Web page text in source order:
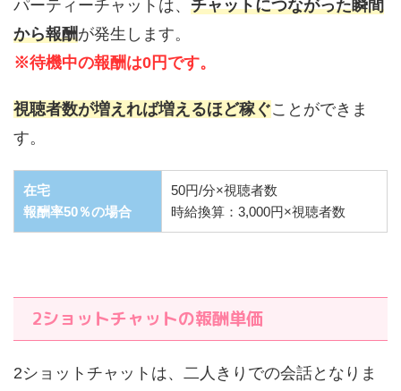
パーティーチャットは、 チャットにつながった瞬間
から報酬が発生します。
※待機中の報酬は0円です。
視聴者数が増えれば増えるほど稼ぐことができま
す。
在宅
報酬率50％の場合
50円/分×視聴者数
時給換算：3,000円×視聴者数
2ショットチャットの報酬単価
2ショットチャットは、二人きりでの会話となりま